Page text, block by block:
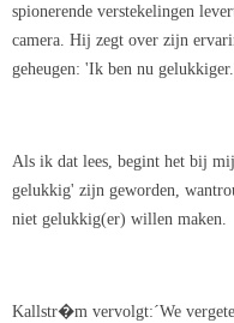
spionerende verstekelingen
camera. Hij zegt over zijn
geheugen: 'Ik ben nu
Als ik dat lees, begint het bij
gelukkig' zijn geworden,
niet gelukkig(er) willen maken.
Kallstr�m vervolgt:´We